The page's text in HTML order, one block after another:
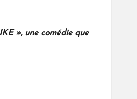
»,une comédie que